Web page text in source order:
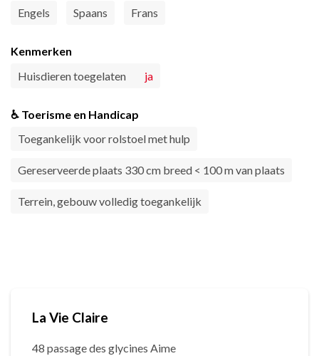
Engels
Spaans Frans
Kenmerken
Huisdieren toegelaten
ja
♿ Toerisme en Handicap
Toegankelijk voor rolstoel met hulp
Gereserveerde plaats 330 cm breed < 100 m van plaats
Terrein, gebouw volledig toegankelijk
La Vie Claire
48 passage des glycines Aime